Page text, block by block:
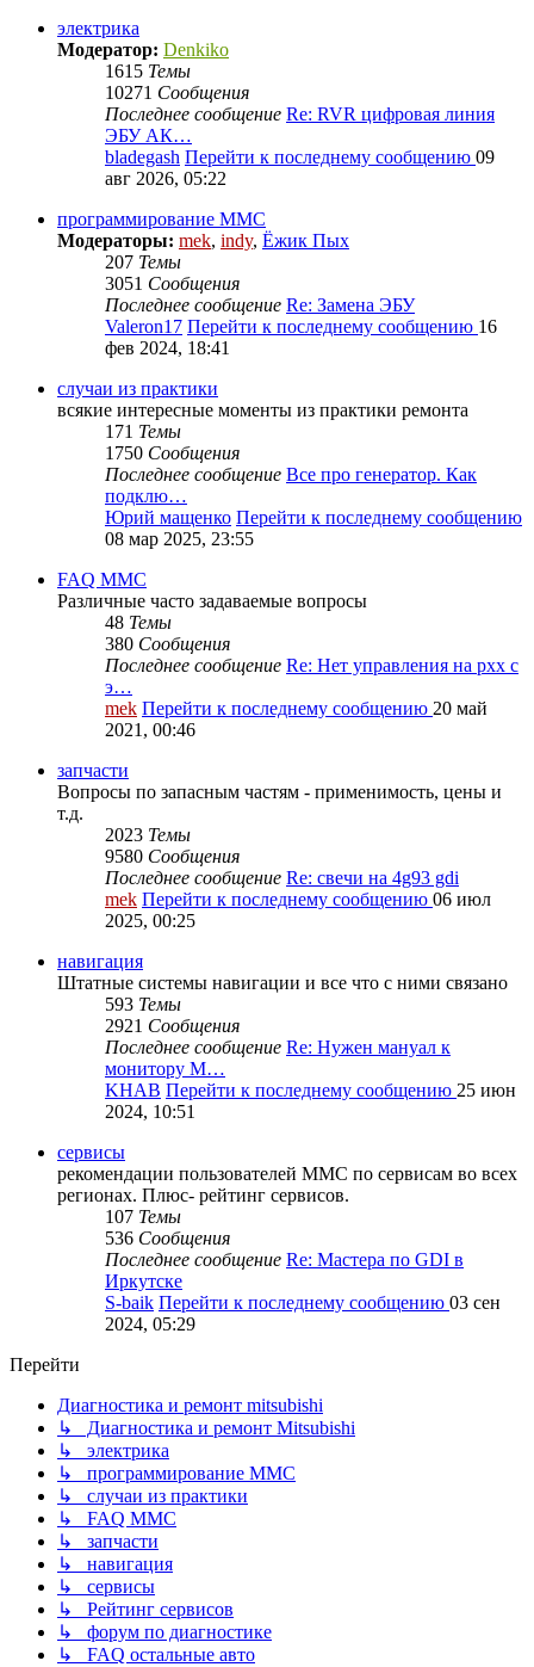
электрика
Модератор: Denkiko
1615 Темы
10271 Сообщения
Последнее сообщение Re: RVR цифровая линия
ЭБУ АК…
bladegash Перейти к последнему сообщению 09
авг 2026, 05:22
программирование MMC
Модераторы: mek, indy, Ёжик Пых
207 Темы
3051 Сообщения
Последнее сообщение Re: Замена ЭБУ
Valeron17 Перейти к последнему сообщению 16
фев 2024, 18:41
случаи из практики
всякие интересные моменты из практики ремонта
171 Темы
1750 Сообщения
Последнее сообщение Все про генератор. Как
подклю…
Юрий мащенко Перейти к последнему сообщению
08 мар 2025, 23:55
FAQ MMC
Различные часто задаваемые вопросы
48 Темы
380 Сообщения
Последнее сообщение Re: Нет управления на рхх с
э…
mek Перейти к последнему сообщению 20 май
2021, 00:46
запчасти
Вопросы по запасным частям - применимость, цены и
т.д.
2023 Темы
9580 Сообщения
Последнее сообщение Re: свечи на 4g93 gdi
mek Перейти к последнему сообщению 06 июл
2025, 00:25
навигация
Штатные системы навигации и все что с ними связано
593 Темы
2921 Сообщения
Последнее сообщение Re: Нужен мануал к
монитору M…
KHAB Перейти к последнему сообщению 25 июн
2024, 10:51
сервисы
рекомендации пользователей MMC по сервисам во всех
регионах. Плюс- рейтинг сервисов.
107 Темы
536 Сообщения
Последнее сообщение Re: Мастера по GDI в
Иркутске
S-baik Перейти к последнему сообщению 03 сен
2024, 05:29
Перейти
Диагностика и ремонт mitsubishi
↳ Диагностика и ремонт Mitsubishi
↳ электрика
↳ программирование MMC
↳ случаи из практики
↳ FAQ MMC
↳ запчасти
↳ навигация
↳ сервисы
↳ Рейтинг сервисов
↳ форум по диагностике
↳ FAQ остальные авто